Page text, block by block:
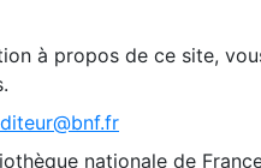
à propos de ce site,
nationale de